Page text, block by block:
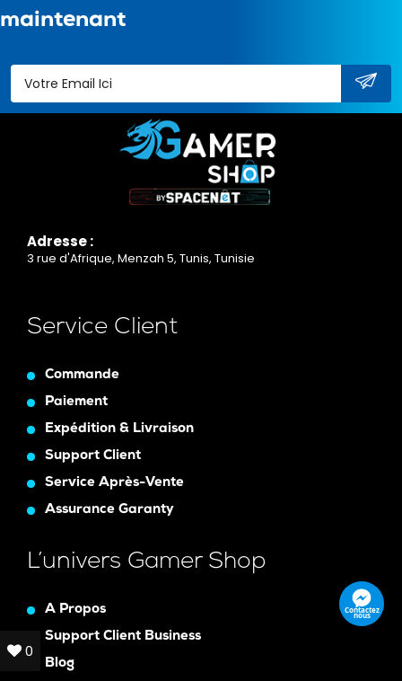
maintenant
Adresse :
3 rue d'Afrique, Menzah 5, Tunis, Tunisie
Service Client
Commande
Paiement
Expédition & Livraison
Support Client
Service Après-Vente
Assurance Garanty
L’univers Gamer Shop
A Propos
Support Client Business
Blog
Contactez
nous
0
0